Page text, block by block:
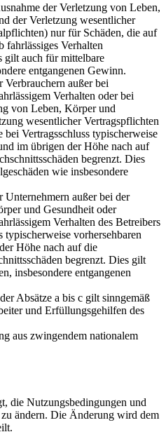
der Verletzung von Leben,
der Verletzung wesentlicher
nur für Schäden, die auf
fahrlässiges Verhalten
gilt auch für mittelbare
entgangenen Gewinn.
außer bei
Verhalten oder bei
von Leben, Körper und
wesentlicher Vertragspflichten
Vertragsschluss typischerweise
im übrigen der Höhe nach auf
begrenzt. Dies
wie insbesondere
außer bei der
und Gesundheit oder
Verhalten des Betreibers
typischerweise vorhersehbaren
Höhe nach auf die
begrenzt. Dies gilt
insbesondere entgangenen
Absätze a bis c gilt sinngemäß
und Erfüllungsgehilfen des
aus zwingendem nationalem
die Nutzungsbedingungen und
ändern. Die Änderung wird dem